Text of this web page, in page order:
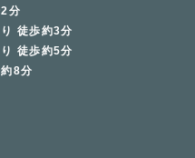
分
徒歩約3分
徒歩約5分
8分